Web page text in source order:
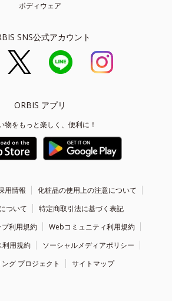
ボディウェア
SNS公式アカウント
ORBIS アプリ
物をもっと楽しく、便利に！
用情報
化粧品の使用上の注意について
ついて
特定商取引法に基づく表記
利用規約
Webコミュニティ利用規約
利用規約
ソーシャルメディアポリシー
グ プロジェクト
サイトマップ